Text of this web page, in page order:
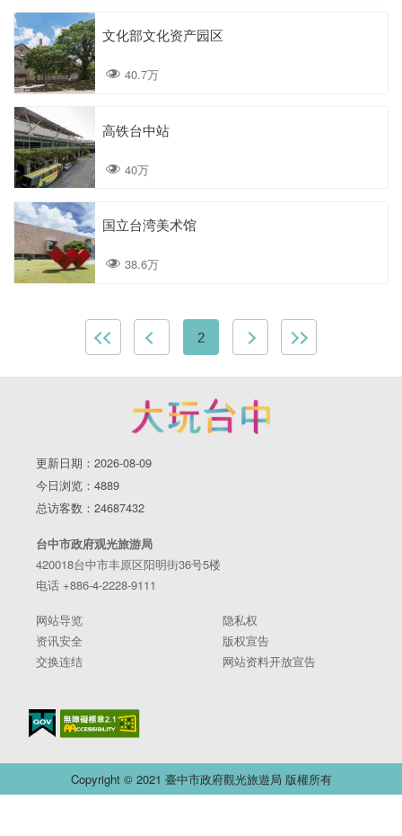
文化部文化资产园区
40.7万
高铁台中站
40万
国立台湾美术馆
38.6万
2
更新日期：2026-08-09
今日浏览：4889
总访客数：24687432
台中市政府观光旅游局
420018台中市丰原区阳明街36号5楼
电话 +886-4-2228-9111
网站导览
隐私权
资讯安全
版权宣告
交换连结
网站资料开放宣告
Copyright © 2021 臺中市政府觀光旅遊局 版權所有